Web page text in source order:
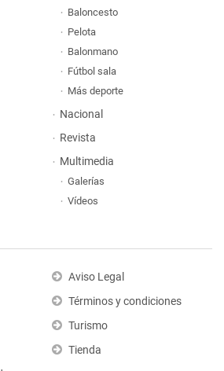
Baloncesto
Pelota
Balonmano
Fútbol sala
Más deporte
Nacional
Revista
Multimedia
Galerías
Vídeos
Aviso Legal
Términos y condiciones
Turismo
Tienda